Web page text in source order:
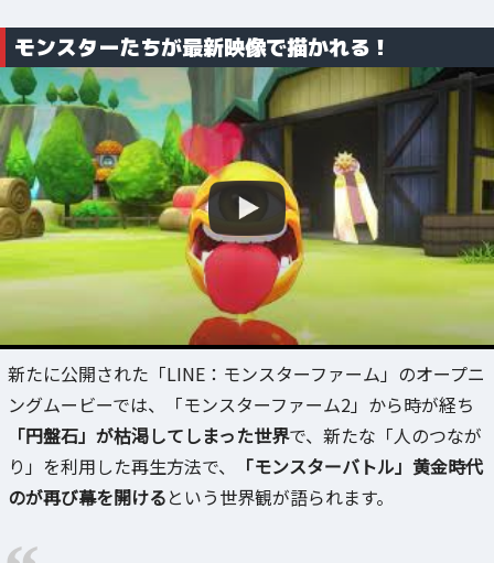
モンスターたちが最新映像で描かれる！
新たに公開された「LINE：モンスターファーム」のオープニ
ングムービーでは、「モンスターファーム2」から時が経ち
「円盤石」が枯渇してしまった世界で、新たな「人のつなが
り」を利用した再生方法で、
「モンスターバトル」黄金時代
のが再び幕を開けるという世界観が語られます。